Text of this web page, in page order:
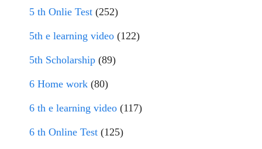
5 th Onlie Test (252)
5th e learning video (122)
5th Scholarship (89)
6 Home work (80)
6 th e learning video (117)
6 th Online Test (125)